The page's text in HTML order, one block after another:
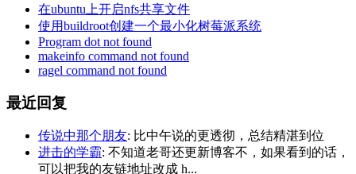
在ubuntu上开启nfs共享文件
使用buildroot创建一个最小化树莓派系统
Program dot not found
makeinfo command not found
ragel command not found
最近回复
传说中那个朋友: 比中午说的更透彻，总结精湛到位
进击的学霸: 不知道老哥还更新博客不，如果看到的话，
可以把我的友链地址改成 h...